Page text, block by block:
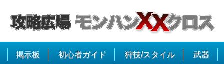
掲示板 初心者ガイド 狩技/スタイル 武器